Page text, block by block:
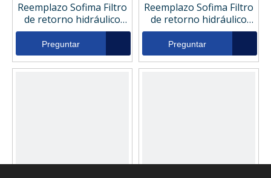
Reemplazo Sofima Filtro
de retorno hidráulico
SHR2600FC11
Preguntar
Reemplazo Sofima Filtro
de retorno hidráulico
SHR2600FD11
Preguntar